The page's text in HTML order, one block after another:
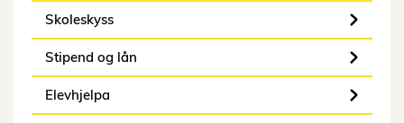
Skoleskyss
Stipend og lån
Elevhjelpa